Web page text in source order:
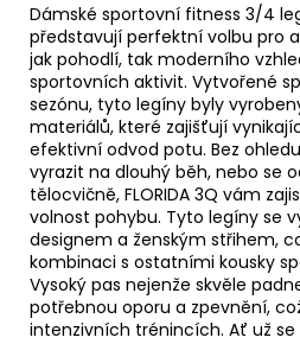
Dámské sportovní fitness 3/4
představují perfektní volbu pro
jak pohodlí, tak moderního
sportovních aktivit. Vytvořené
sezónu, tyto legíny byly
materiálů, které zajišťují
efektivní odvod potu. Bez
vyrazit na dlouhý běh, nebo se
tělocvičně, FLORIDA 3Q vám
volnost pohybu. Tyto legíny se
designem a ženským střihem,
kombinaci s ostatními kousky
Vysoký pas nejenže skvěle
potřebnou oporu a zpevnění,
intenzivních trénincích. Ať už